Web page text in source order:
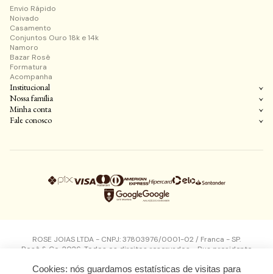
Envio Rápido
Noivado
Casamento
Conjuntos Ouro 18k e 14k
Namoro
Bazar Rosê
Formatura
Acompanha
Institucional
Nossa família
Minha conta
Fale conosco
ROSE JOIAS LTDA - CNPJ: 37803976/0001-02 / Franca - SP.
Rosê & Co. 2026. Todos os direitos reservados - Rua presidente
Design, desenvolvimento e plataforma
Cookies: nós guardamos estatísticas de visitas para